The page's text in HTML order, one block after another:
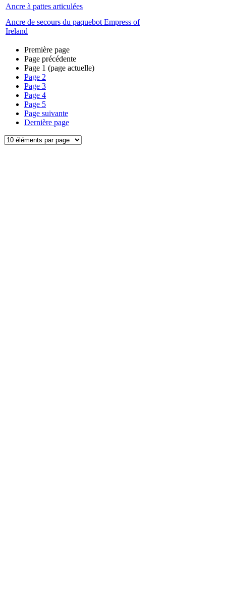
Ancre à pattes articulées
Ancre de secours du paquebot Empress of
Ireland
Première page
Page précédente
Page 1 (page actuelle)
Page 2
Page 3
Page 4
Page 5
Page suivante
Dernière page